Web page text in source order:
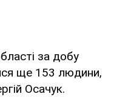
за добу
ще 153 людини,
Осачук.